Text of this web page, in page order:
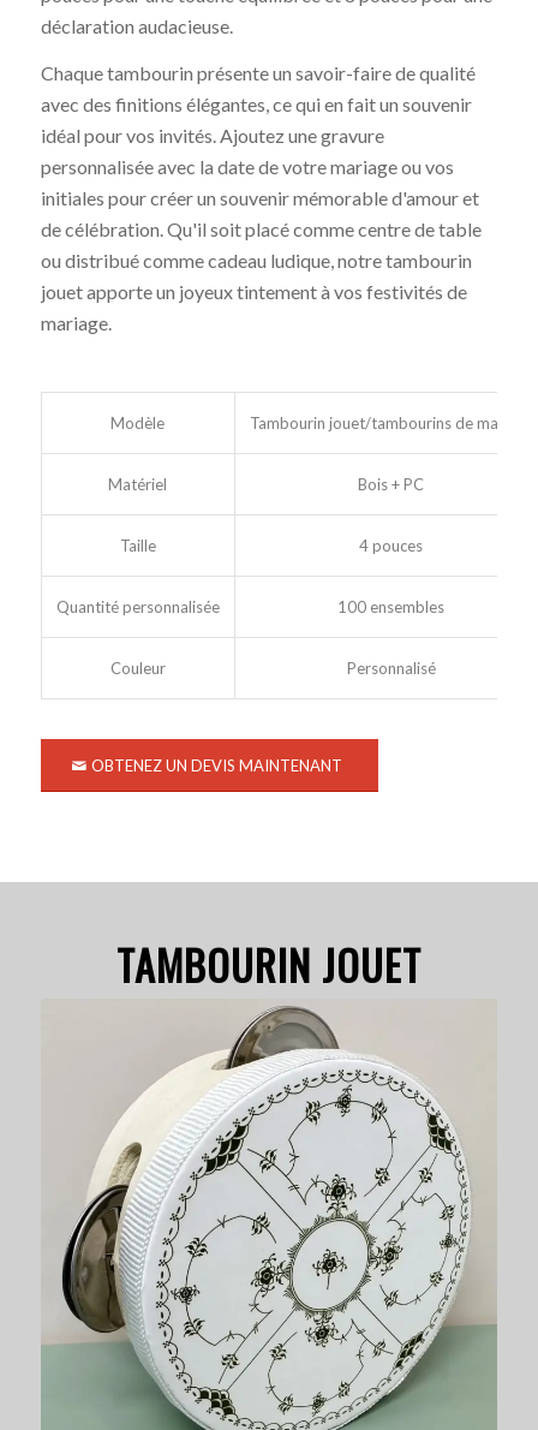
déclaration audacieuse.
Chaque tambourin présente un savoir-faire de qualité
avec des finitions élégantes, ce qui en fait un souvenir
idéal pour vos invités. Ajoutez une gravure
personnalisée avec la date de votre mariage ou vos
initiales pour créer un souvenir mémorable d'amour et
de célébration. Qu'il soit placé comme centre de table
ou distribué comme cadeau ludique, notre tambourin
jouet apporte un joyeux tintement à vos festivités de
mariage.
Modèle Tambourin jouet/tambourins de mariage
Matériel Bois + PC
Taille 4 pouces
Quantité personnalisée 100 ensembles
Couleur Personnalisé
OBTENEZ UN DEVIS MAINTENANT
TAMBOURIN JOUET